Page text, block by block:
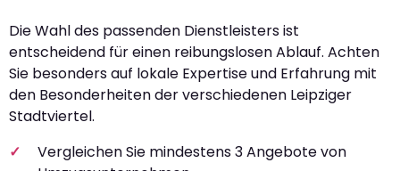
Die Wahl des passenden Dienstleisters ist
entscheidend für einen reibungslosen Ablauf. Achten
Sie besonders auf lokale Expertise und Erfahrung mit
den Besonderheiten der verschiedenen Leipziger
Stadtviertel.
Vergleichen Sie mindestens 3 Angebote von